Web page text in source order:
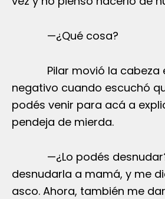
—¿Qué cosa?
Pilar movió la cabeza
negativo cuando escuchó
podés venir para acá a
pendeja de mierda.
—¿Lo podés desnudar?
desnudarla a mamá, y me
asco. Ahora, también me